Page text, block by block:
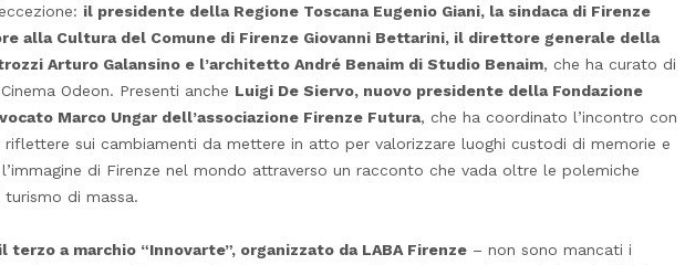
il presidente della Regione Toscana Eugenio Giani, la sindaca di Firenze
alla Cultura del Comune di Firenze Giovanni Bettarini, il direttore generale della
Arturo Galansino e l’architetto André Benaim di Studio Benaim, che ha curato di
Odeon. Presenti anche Luigi De Siervo, nuovo presidente della Fondazione
Marco Ungar dell’associazione Firenze Futura, che ha coordinato l’incontro con
riflettere sui cambiamenti da mettere in atto per valorizzare luoghi custodi di memorie e
di Firenze nel mondo attraverso un racconto che vada oltre le polemiche
di massa.
il terzo a marchio “Innovarte”, organizzato da LABA Firenze – non sono mancati i